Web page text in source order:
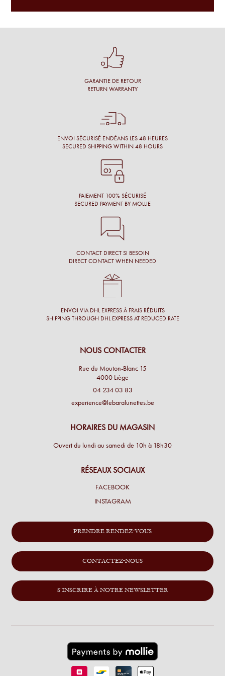
un grand choix et fait des commentaires pertinents.
Une cliente
Conseil personnalisé et surtout une proposition de montures
de l’opticien et beaucoup de conscience professionnelle.
Conseil, large choix de montures, originalité des montures.
GARANTIE DE RETOUR
RETURN WARRANTY
ENVOI SÉCURISÉ ENDÉANS LES 48 HEURES
SECURED SHIPPING WITHIN 48 HOURS
PAIEMENT 100% SÉCURISÉ
SECURED PAYMENT BY MOLLIE
CONTACT DIRECT SI BESOIN
DIRECT CONTACT WHEN NEEDED
ENVOI VIA DHL EXPRESS À FRAIS RÉDUITS
SHIPPING THROUGH DHL EXPRESS AT REDUCED RATE
NOUS CONTACTER
Rue du Mouton-Blanc 15
4000 Liège
04 234 03 83
experience@lebaralunettes.be
HORAIRES DU MAGASIN
Ouvert du lundi au samedi de 10h à 18h30
RÉSEAUX SOCIAUX
FACEBOOK
INSTAGRAM
PRENDRE RENDEZ-VOUS
CONTACTEZ-NOUS
S'INSCRIRE À NOTRE NEWSLETTER